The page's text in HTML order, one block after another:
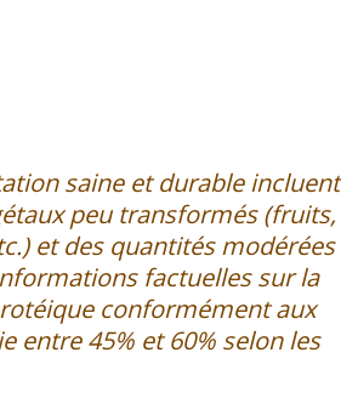
saine et durable incluent
peu transformés (fruits,
et des quantités modérées
factuelles sur la
conformément aux
entre 45% et 60% selon les